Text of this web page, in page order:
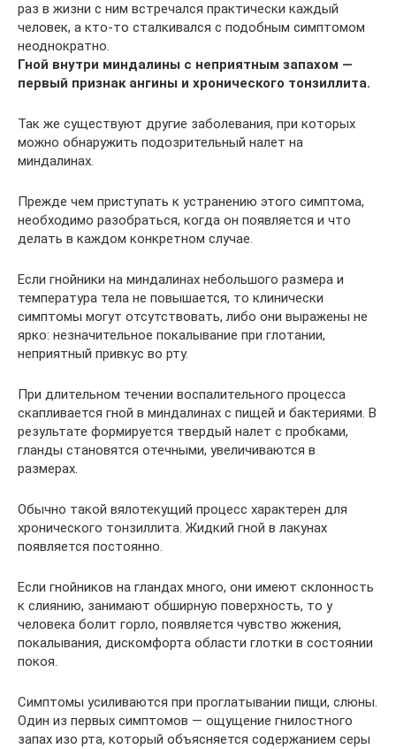
раз в жизни с ним встречался практически каждый
человек, а кто-то сталкивался с подобным симптомом
неоднократно.
Гной внутри миндалины с неприятным запахом —
первый признак ангины и хронического тонзиллита.
Так же существуют другие заболевания, при которых
можно обнаружить подозрительный налет на
миндалинах.
Прежде чем приступать к устранению этого симптома,
необходимо разобраться, когда он появляется и что
делать в каждом конкретном случае.
Если гнойники на миндалинах небольшого размера и
температура тела не повышается, то клинически
симптомы могут отсутствовать, либо они выражены не
ярко: незначительное покалывание при глотании,
неприятный привкус во рту.
При длительном течении воспалительного процесса
скапливается гной в миндалинах с пищей и бактериями. В
результате формируется твердый налет с пробками,
гланды становятся отечными, увеличиваются в
размерах.
Обычно такой вялотекущий процесс характерен для
хронического тонзиллита. Жидкий гной в лакунах
появляется постоянно.
Если гнойников на гландах много, они имеют склонность
к слиянию, занимают обширную поверхность, то у
человека болит горло, появляется чувство жжения,
покалывания, дискомфорта области глотки в состоянии
покоя.
Симптомы усиливаются при проглатывании пищи, слюны.
Один из первых симптомов — ощущение гнилостного
запах изо рта, который объясняется содержанием серы